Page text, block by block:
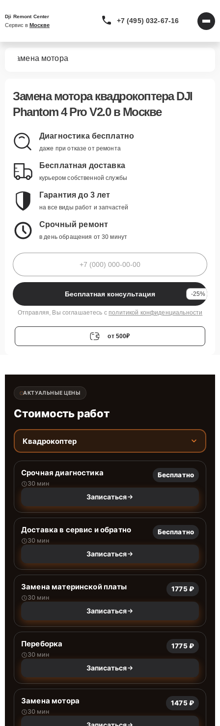
Dji Remont Center
Сервис в Москве
+7 (495) 032-67-16
Замена мотора
Замена мотора квадрокоптера DJI
Phantom 4 Pro V2.0 в Москве
Диагностика бесплатно
даже при отказе от ремонта
Бесплатная доставка
курьером собственной службы
Гарантия до 3 лет
на все виды работ и запчастей
Срочный ремонт
в день обращения от 30 минут
Бесплатная консультация -25%
Отправляя, Вы соглашаетесь с политикой конфиденциальности
от 500₽
АКТУАЛЬНЫЕ ЦЕНЫ
Стоимость работ
Квадрокоптер
Срочная диагностика
30 мин
Бесплатно
Записаться
Доставка в сервис и обратно
30 мин
Бесплатно
Записаться
Замена материнской платы
30 мин
1775 ₽
Записаться
Переборка
30 мин
1775 ₽
Записаться
Замена мотора
30 мин
1475 ₽